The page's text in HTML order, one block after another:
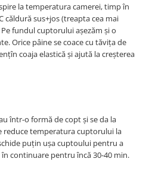
la temperatura camerei, timp în
căldură sus+jos (treapta cea mai
fundul cuptorului așezăm și o
Orice pâine se coace cu tăvița de
coaja elastică și ajută la creșterea
într-o formă de copt și se da la
reduce temperatura cuptorului la
puțin ușa cuptoului pentru a
în continuare pentru încă 30-40 min.